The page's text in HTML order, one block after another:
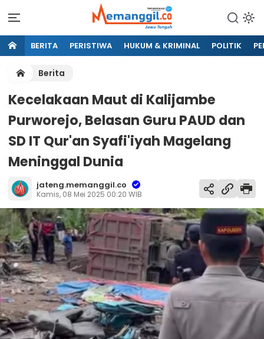
BERITA PERISTIWA HUKUM & KRIMINAL POLITIK
Berita
Kecelakaan Maut di Kalijambe
Purworejo, Belasan Guru PAUD dan
SD IT Qur'an Syafi'iyah Magelang
Meninggal Dunia
jateng.memanggil.co
Kamis, 08 Mei 2025 00:20 WIB